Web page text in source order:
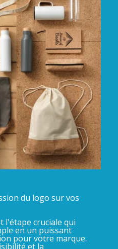
du logo sur vos
l'étape cruciale qui
en un puissant
pour votre marque.
et la